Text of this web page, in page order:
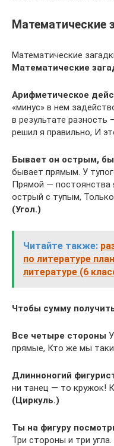
Математические
Математические
Математические
Арифметическое
«минус» в нем
в результате
решил я правильно, И
Бывает он острым,
бывает прямым. У
Прямой — постоянства
острый с тупым,
(Угол.)
Читайте также:
по литературе
литературе (6
Чтобы сумму
Все четыре стороны
прямые, Кто же мы
Длинноногий
ни танец — то кружок!
(Циркуль.)
Ты на фигуру
Три стороны и три